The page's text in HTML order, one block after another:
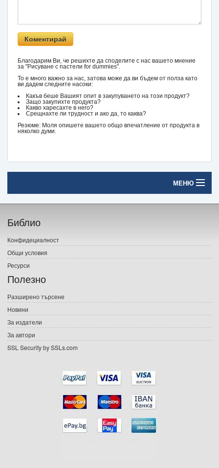
Благодарим Ви, че решихте да споделите с нас вашето мнение
за "Рисуване с пастели for dummies".
То е много важно за нас, затова може да ви бъдем от полза като
ви дадем следните насоки:
Какъв беше Вашият опит в закупуването на този продукт?
Защо закупихте продукта?
Какво харесахте в него?
Срещнахте ли трудност и ако да, то каква?
Резюме: Моля опишете вашето общо впечатление от продукта в
няколко думи.
МЕНЮ
Начало
Печатни книги
Електронни книги
Е-списания
Подаръци
Ваучери
Библио
Конфидециалност
Общи условия
Ресурси
Полезно
Разширено търсене
Новини
За издатели
За автори
SSL Security by SSLs.com